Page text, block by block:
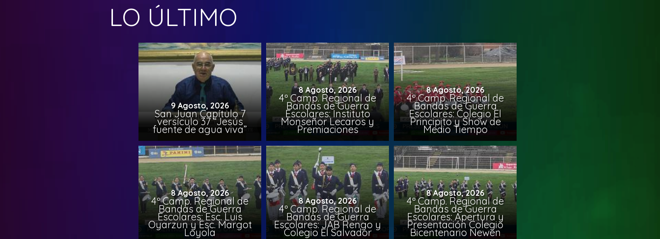
LO ÚLTIMO
9 Agosto, 2026
San Juan Capítulo 7
versículo 37 “Jesús
fuente de agua viva”
8 Agosto, 2026
4º Camp. Regional de
Bandas de Guerra
Escolares: Instituto
Monseñor Lecaros y
Premiaciones
8 Agosto, 2026
4º Camp. Regional de
Bandas de Guerra
Escolares: Colegio El
Principito y Show de
Medio Tiempo
8 Agosto, 2026
4º Camp. Regional de
Bandas de Guerra
Escolares: Esc. Luis
Oyarzun y Esc. Margot
Loyola
8 Agosto, 2026
4º Camp. Regional de
Bandas de Guerra
Escolares: JAB Rengo y
Colegio El Salvador
8 Agosto, 2026
4º Camp. Regional de
Bandas de Guerra
Escolares: Apertura y
Presentación Colegio
Bicentenario Newen